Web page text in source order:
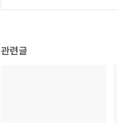
관련글